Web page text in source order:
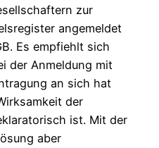
zur
angemeldet
Es empfiehlt sich
der Anmeldung mit
an sich hat
der
ist. Mit der
aber